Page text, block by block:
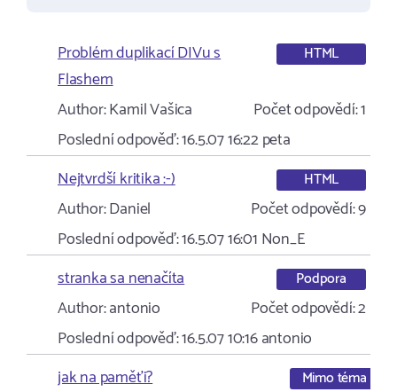
Problém duplikací DIVu s
Flashem
HTML
Author:Kamil Vašica Počet odpovědí:1
Poslední odpověď:16.5.07 16:22peta
Nejtvrdší kritika :-)
HTML
Author:Daniel Počet odpovědí:9
Poslední odpověď:16.5.07 16:01 Non_E
stranka sa nenačíta
Podpora
Author:antonio Počet odpovědí:2
Poslední odpověď:16.5.07 10:16antonio
jak na paměťi?
Mimo téma